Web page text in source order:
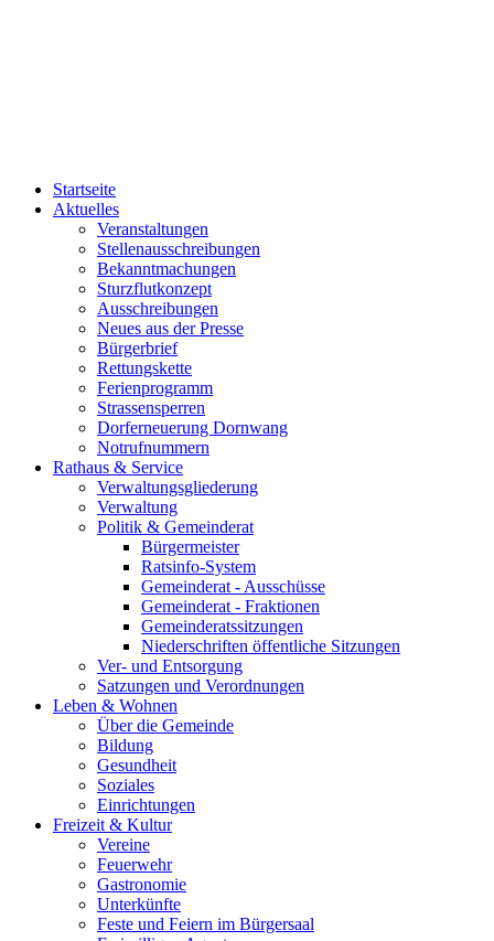
Startseite
Aktuelles
Veranstaltungen
Stellenausschreibungen
Bekanntmachungen
Sturzflutkonzept
Ausschreibungen
Neues aus der Presse
Bürgerbrief
Rettungskette
Ferienprogramm
Strassensperren
Dorferneuerung Dornwang
Notrufnummern
Rathaus & Service
Verwaltungsgliederung
Verwaltung
Politik & Gemeinderat
Bürgermeister
Ratsinfo-System
Gemeinderat - Ausschüsse
Gemeinderat - Fraktionen
Gemeinderatssitzungen
Niederschriften öffentliche Sitzungen
Ver- und Entsorgung
Satzungen und Verordnungen
Leben & Wohnen
Über die Gemeinde
Bildung
Gesundheit
Soziales
Einrichtungen
Freizeit & Kultur
Vereine
Feuerwehr
Gastronomie
Unterkünfte
Feste und Feiern im Bürgersaal